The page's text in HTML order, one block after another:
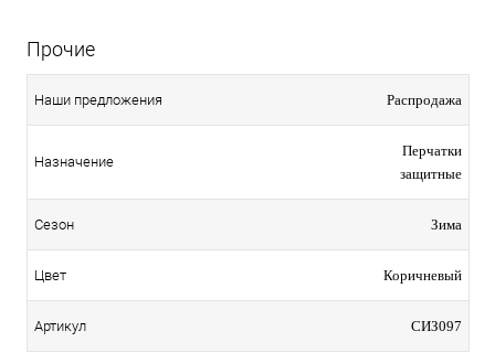
Прочие
Наши предложения Распродажа
Назначение
Перчатки
защитные
Сезон Зима
Цвет Коричневый
Артикул СИЗ097